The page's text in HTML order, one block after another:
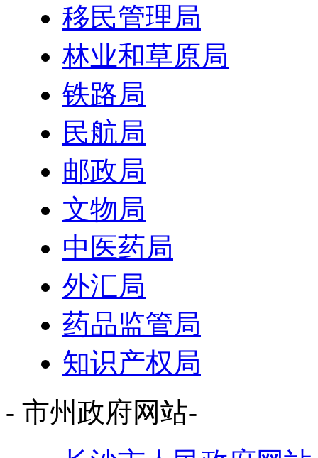
移民管理局
林业和草原局
铁路局
民航局
邮政局
文物局
中医药局
外汇局
药品监管局
知识产权局
- 市州政府网站-